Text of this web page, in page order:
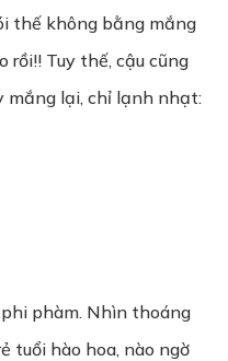
thế không bằng mắng
rồi!! Tuy thế, cậu cũng
mắng lại, chỉ lạnh nhạt:
phàm. Nhìn thoáng
tuổi hào hoa, nào ngờ